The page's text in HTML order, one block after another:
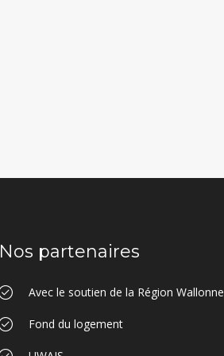
Nos partenaires
Avec le soutien de la Région Wallonne
Fond du logement